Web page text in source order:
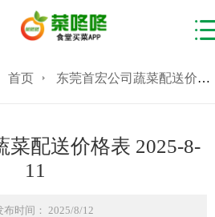
首页 东莞首宏公司蔬菜配送价格表 2025-8-11
菜配送价格表 2025-8-
11
布时间： 2025/8/12